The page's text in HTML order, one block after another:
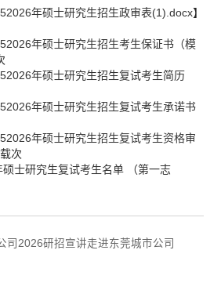
年硕士研究生招生政审表(1).docx】
年硕士研究生招生考生保证书（模
年硕士研究生招生复试考生简历
年硕士研究生招生复试考生承诺书
年硕士研究生招生复试考生资格审
次
士研究生复试考生名单 （第一志
司2026研招宣讲走进东莞城市公司